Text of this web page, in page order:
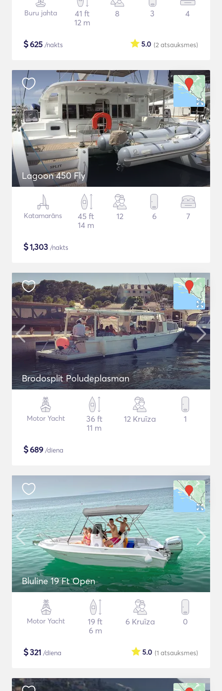
Buru jahta
41 ft
12 m
8 3 4
$625 /nakts (2 atsauksmes)
5.0
Lagoon 450 Fly
Katamarāns
45 ft
14 m
12 6 7
$1,303 /nakts
Brodosplit Poludeplasman
Motor Yacht
36 ft
11 m
12 Kruīza 1
$689 /diena
Bluline 19 Ft Open
Motor Yacht
19 ft
6 m
6 Kruīza 0
$321 /diena (1 atsauksmes)
5.0